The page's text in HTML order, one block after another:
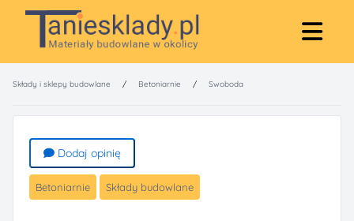
Składy i sklepy budowlane / Betoniarnie / Swoboda
Dodaj opinię
Betoniarnie Składy budowlane